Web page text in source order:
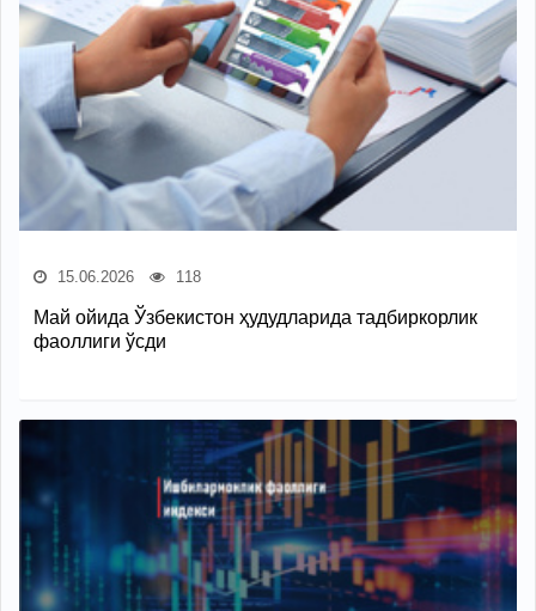
15.06.2026 118
Май ойида Ўзбекистон ҳудудларида тадбиркорлик
фаоллиги ўсди